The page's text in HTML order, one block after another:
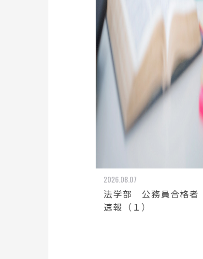
2026.08.07
法学部 公務員合格者
速報（１）